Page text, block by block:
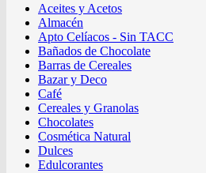
Aceites y Acetos
Almacén
Apto Celíacos - Sin TACC
Bañados de Chocolate
Barras de Cereales
Bazar y Deco
Café
Cereales y Granolas
Chocolates
Cosmética Natural
Dulces
Edulcorantes